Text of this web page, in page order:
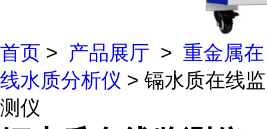
首页 > 产品展厅 > 重金属在
线水质分析仪 > 镉水质在线监
测仪